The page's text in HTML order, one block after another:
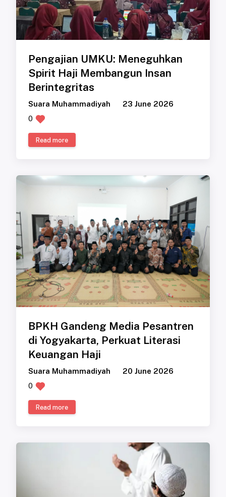
Pengajian UMKU: Meneguhkan
Spirit Haji Membangun Insan
Berintegritas
Suara Muhammadiyah
23 June 2026
0
Read more
BPKH Gandeng Media Pesantren
di Yogyakarta, Perkuat Literasi
Keuangan Haji
Suara Muhammadiyah
20 June 2026
0
Read more